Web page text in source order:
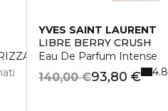
YVES SAINT LAURENT
LIBRE BERRY CRUSH
Eau De Parfum Intense
93,80 €
140,00 € 4.8